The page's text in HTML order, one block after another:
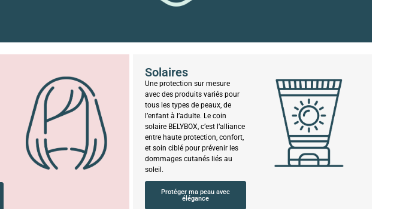
Solaires
Une protection sur mesure
avec des produits variés pour
tous les types de peaux, de
l’enfant à l’adulte. Le coin
solaire BELYBOX, c’est l’alliance
entre haute protection, confort,
et soin ciblé pour prévenir les
dommages cutanés liés au
soleil.
Protéger ma peau avec
élégance